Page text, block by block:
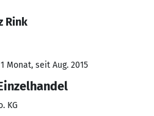
Rink
Monat, seit Aug. 2015
KG